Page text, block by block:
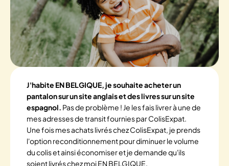
J'habite EN BELGIQUE, je souhaite acheter un
pantalon sur un site anglais et des livres sur un site
espagnol. Pas de problème ! Je les fais livrer à une de
mes adresses de transit fournies par ColisExpat.
Une fois mes achats livrés chez ColisExpat, je prends
l'option reconditionnement pour diminuer le volume
du colis et ainsi économiser et je demande qu'ils
soient livrés chez moi EN BELGIQUE.